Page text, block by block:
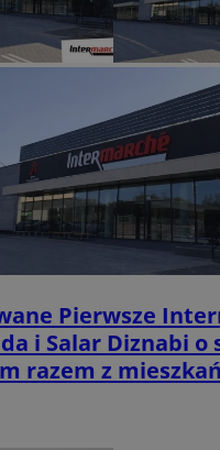
Pierwsze
i Salar Diznabi o
razem z